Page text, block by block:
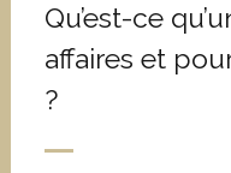
Qu’est-ce
affaires et
?